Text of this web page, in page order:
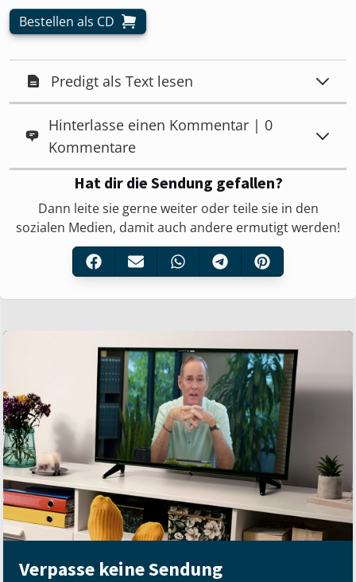
Bestellen als CD
Predigt als Text lesen
Hinterlasse einen Kommentar | 0
Kommentare
Hat dir die Sendung gefallen?
Dann leite sie gerne weiter oder teile sie in den
sozialen Medien, damit auch andere ermutigt werden!
Verpasse keine Sendung